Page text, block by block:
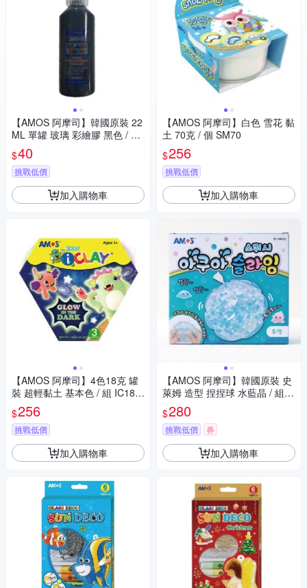
【AMOS 阿摩司】韓國原裝 22
ML 單罐 玻璃 彩繪膠 黑色 / 瓶
GD22-BLACK
$40
挑戰低價
加入購物車
【AMOS 阿摩司】4色18克 罐
裝 超輕黏土 基本色 / 組 IC18P
$256
挑戰低價
加入購物車
【AMOS 阿摩司】白色 雪花 黏
土 70克 / 個 SM70
$256
挑戰低價
加入購物車
【AMOS 阿摩司】韓國原裝 史
萊姆 造型 捏捏球 水藍晶 / 組 A
S120P1-CT
$280
挑戰低價 券
加入購物車